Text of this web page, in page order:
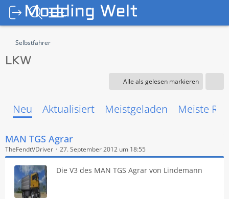
Selbstfahrer
LKW
Alle als gelesen markieren
Neu Aktualisiert Meistgeladen Meiste
MAN TGS Agrar
TheFendtVDriver 27. September 2012 um 18:55
Die V3 des MAN TGS Agrar von Lindemann